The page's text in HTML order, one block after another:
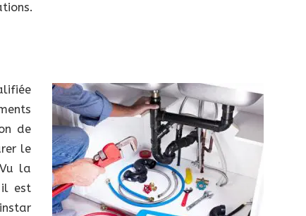
de
le
la
il est